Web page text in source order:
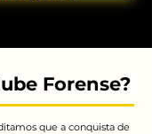
Forense?
que a conquista de